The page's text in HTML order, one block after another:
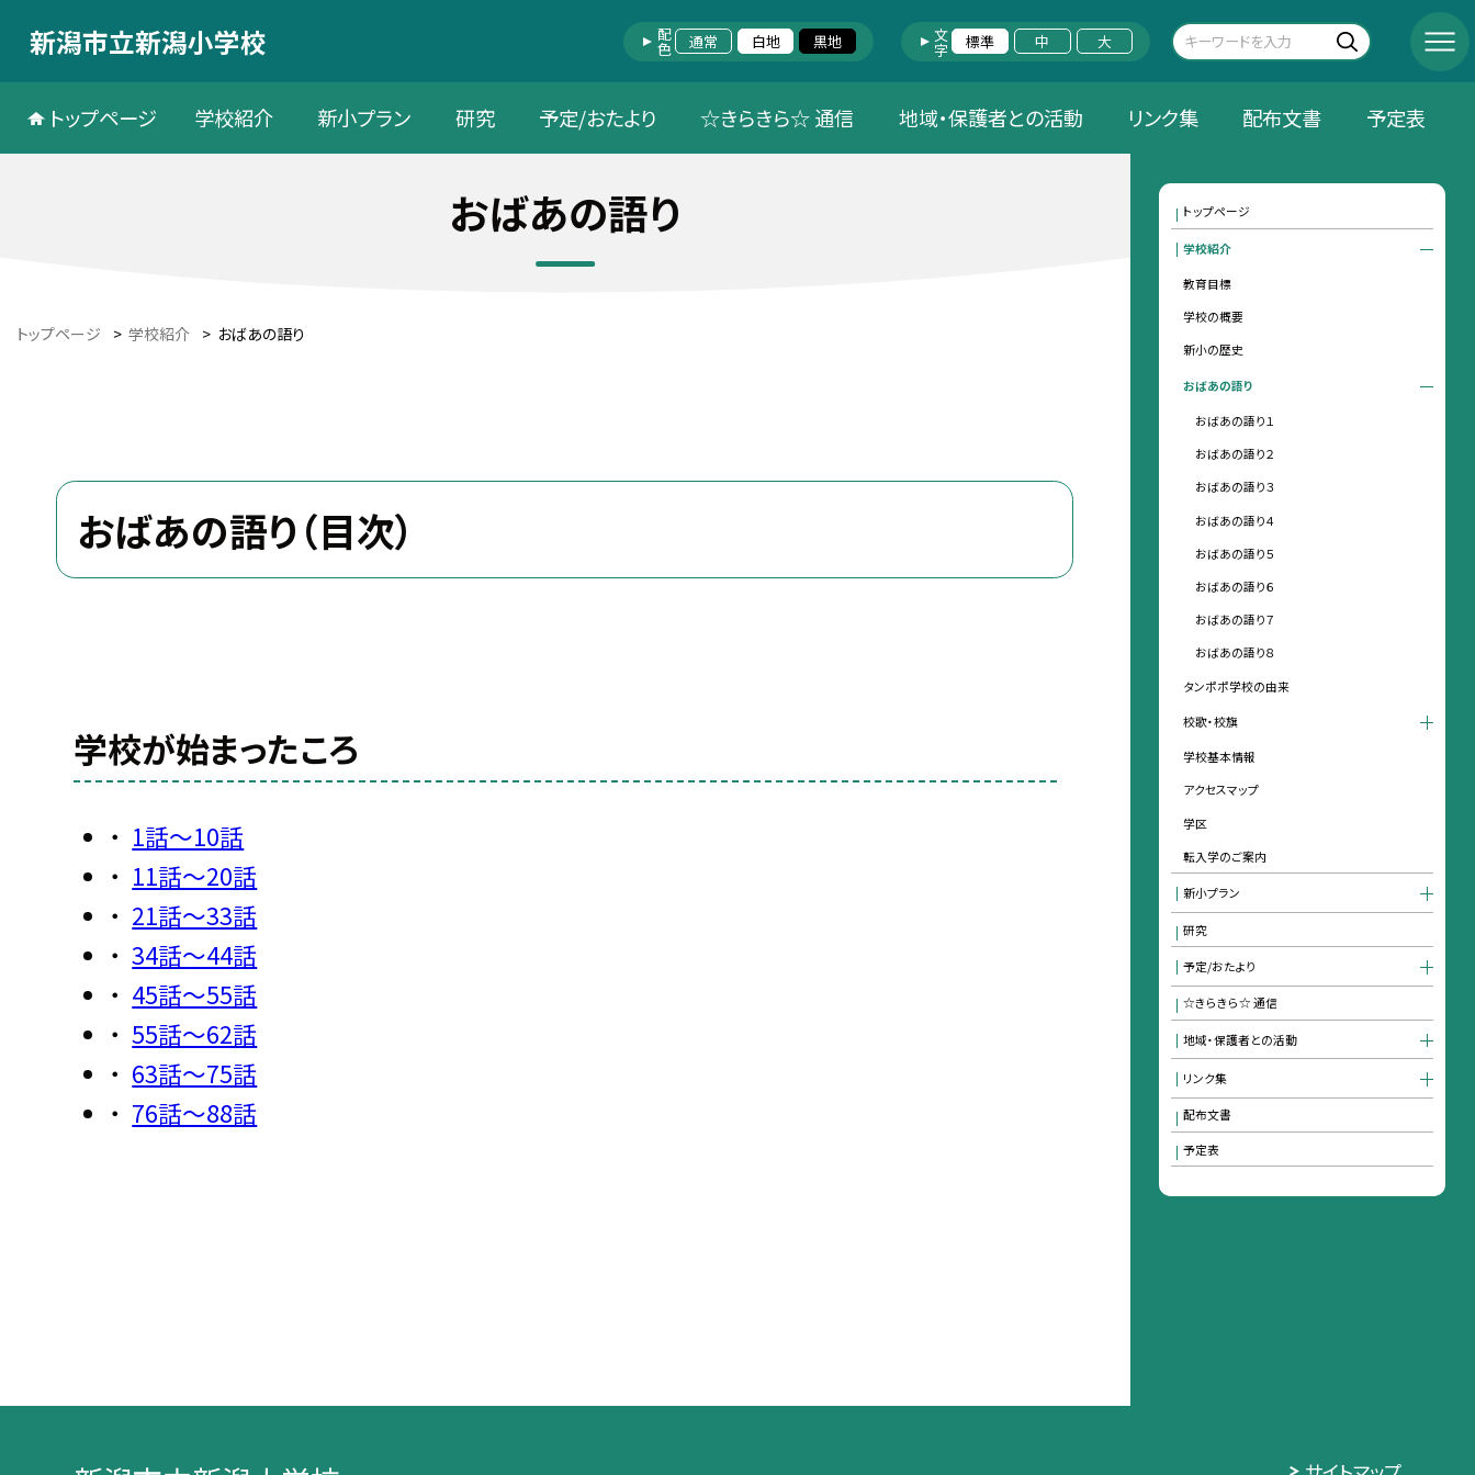
新潟市立新潟小学校 配色 通常 白地 黒地 文字 標準 中 大
トップページ 学校紹介 新小プラン 研究 予定/おたより ☆きらきら☆ 通信 地域・保護者との活動 リンク集 配布文書 予定表
おばあの語り
トップページ > 学校紹介 > おばあの語り
おばあの語り（目次）
学校が始まったころ
1話〜10話
11話〜20話
21話〜33話
34話〜44話
45話〜55話
55話〜62話
63話〜75話
76話〜88話
トップページ
学校紹介
教育目標
学校の概要
新小の歴史
おばあの語り
おばあの語り１
おばあの語り２
おばあの語り３
おばあの語り４
おばあの語り５
おばあの語り６
おばあの語り７
おばあの語り８
タンポポ学校の由来
校歌・校旗
学校基本情報
アクセスマップ
学区
転入学のご案内
新小プラン
研究
予定/おたより
☆きらきら☆ 通信
地域・保護者との活動
リンク集
配布文書
予定表